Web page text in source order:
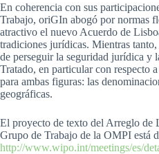
En coherencia con sus
Trabajo, oriGIn abogó por normas
atractivo el nuevo Acuerdo de
tradiciones jurídicas. Mientras
de perseguir la seguridad jurídica y
Tratado, en particular con respecto
para ambas figuras: las
geográficas.
El proyecto de texto del Arreglo de
Grupo de Trabajo de la OMPI está
http://www.wipo.int/meetings/es/